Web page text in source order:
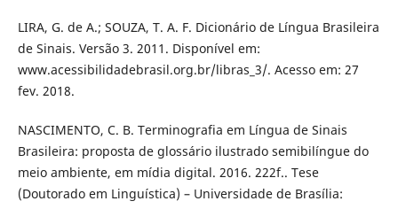
LIRA, G. de A.; SOUZA, T. A. F. Dicionário de Língua Brasileira
de Sinais. Versão 3. 2011. Disponível em:
www.acessibilidadebrasil.org.br/libras_3/. Acesso em: 27
fev. 2018.
NASCIMENTO, C. B. Terminografia em Língua de Sinais
Brasileira: proposta de glossário ilustrado semibilíngue do
meio ambiente, em mídia digital. 2016. 222f.. Tese
(Doutorado em Linguística) – Universidade de Brasília: